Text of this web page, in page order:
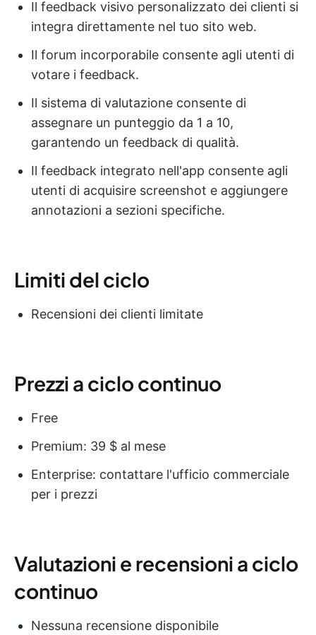
Il feedback visivo personalizzato dei clienti si
integra direttamente nel tuo sito web.
Il forum incorporabile consente agli utenti di
votare i feedback.
Il sistema di valutazione consente di
assegnare un punteggio da 1 a 10,
garantendo un feedback di qualità.
Il feedback integrato nell'app consente agli
utenti di acquisire screenshot e aggiungere
annotazioni a sezioni specifiche.
Limiti del ciclo
Recensioni dei clienti limitate
Prezzi a ciclo continuo
Free
Premium: 39 $ al mese
Enterprise: contattare l'ufficio commerciale
per i prezzi
Valutazioni e recensioni a ciclo
continuo
Nessuna recensione disponibile